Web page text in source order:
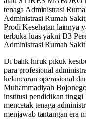
tenaga Administrasi
Administrasi Rumah
Prodi Kesehatan lainnya
terbuka luas yakni D3
Administrasi Rumah
Di balik hiruk pikuk
para profesional
kelancaran operasional
Muhammadiyah
institusi pendidikan tinggi
mencetak tenaga
menjawab tantangan era